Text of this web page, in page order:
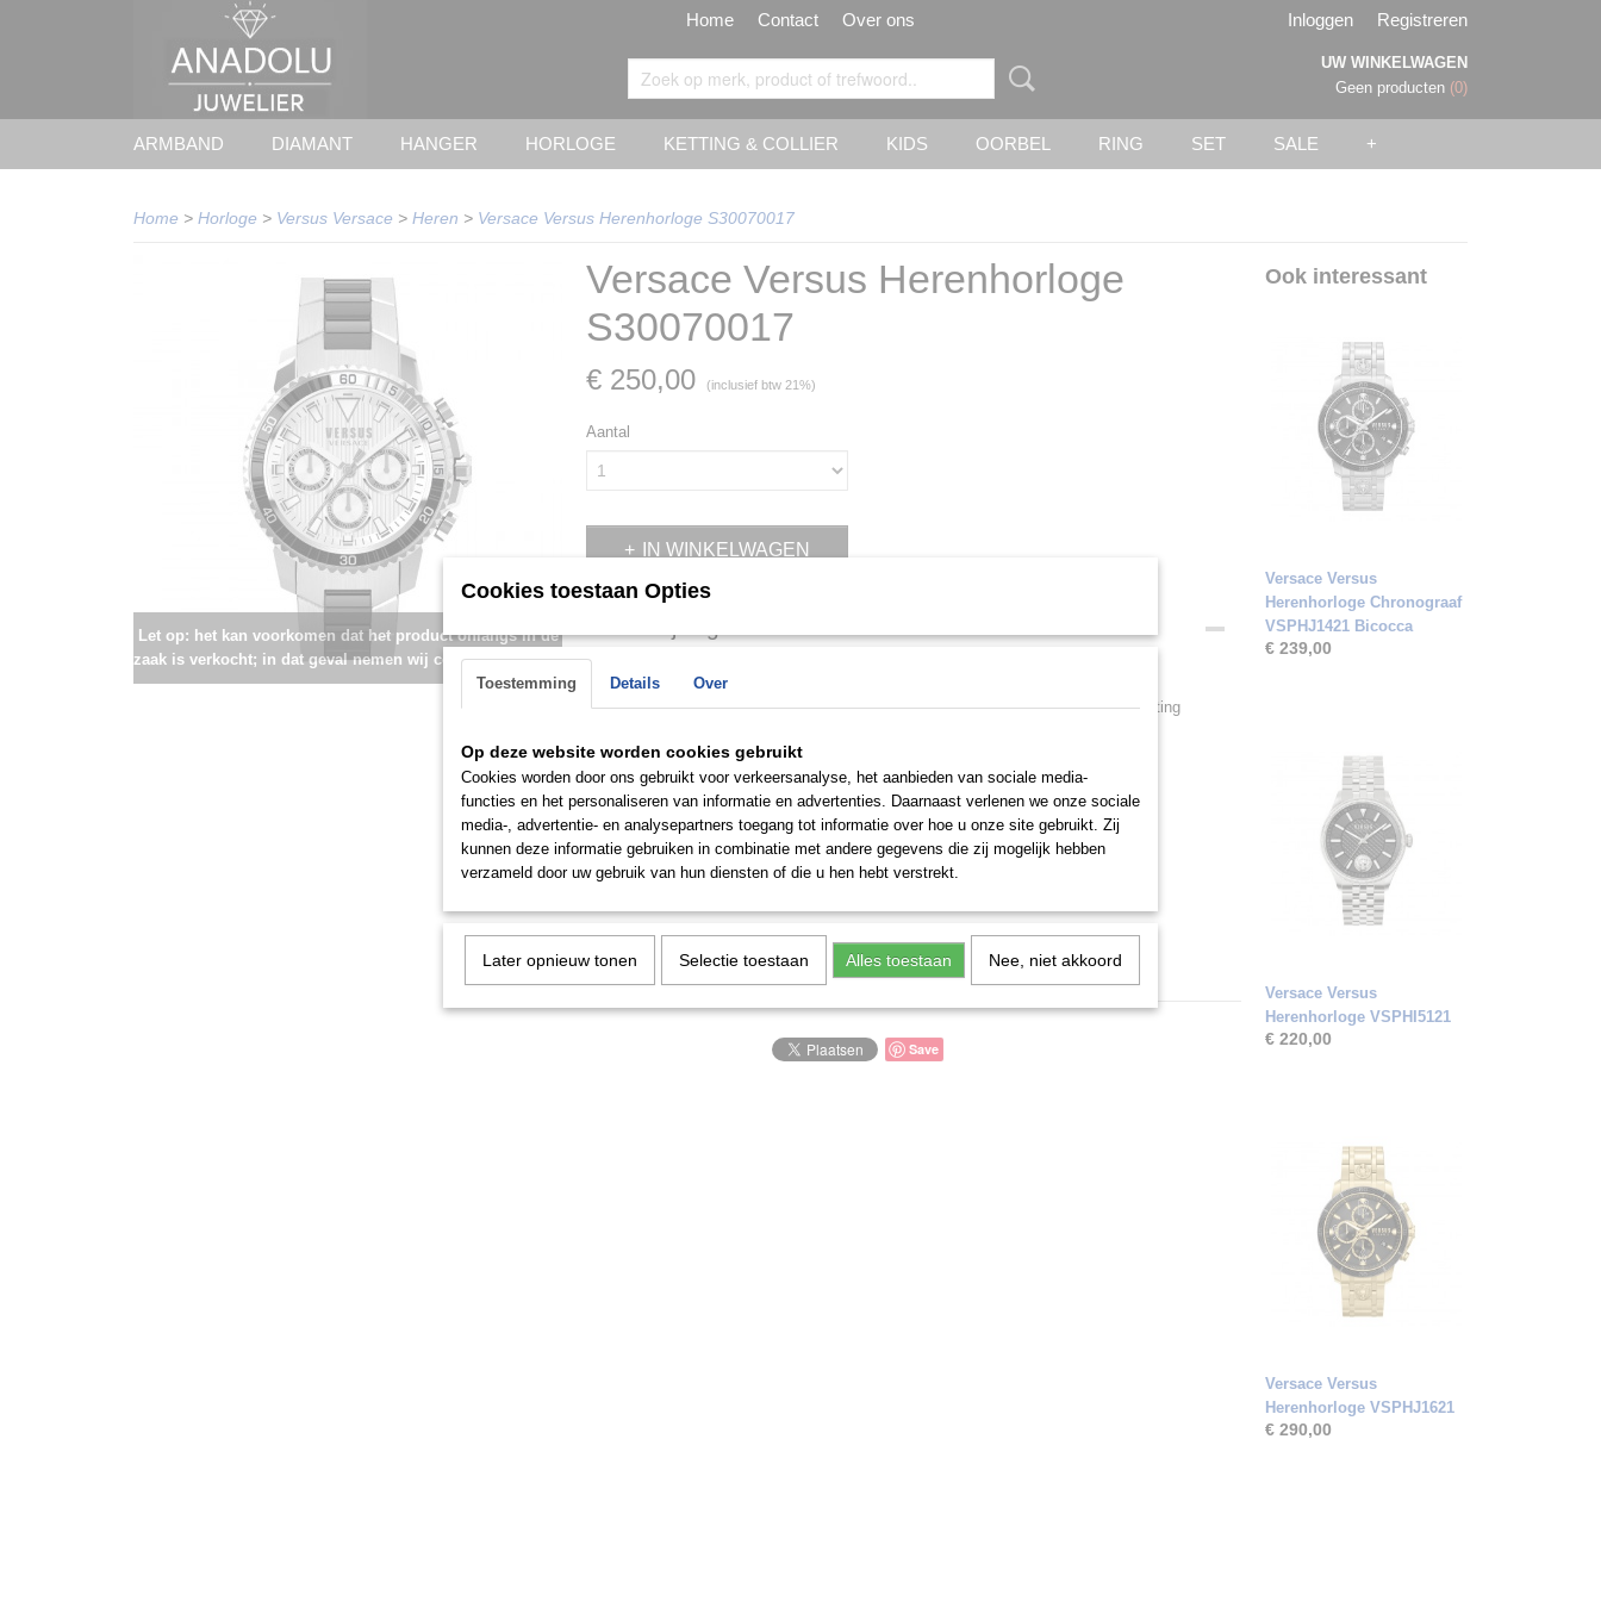
Home Contact Over ons Inloggen Registreren
UW WINKELWAGEN
Geen producten (0)
ARMBAND DIAMANT HANGER HORLOGE KETTING & COLLIER KIDS OORBEL RING SET SALE +
Home > Horloge > Versus Versace > Heren > Versace Versus Herenhorloge S30070017
Let op: het kan voorkomen dat het product onlangs in de
zaak is verkocht; in dat geval nemen wij contact met u op.
Versace Versus Herenhorloge
S30070017
€ 250,00 (inclusief btw 21%)
Aantal
IN WINKELWAGEN
- Roestvrijstalen armband, zilverkleurige en zwarte coating, gepolijst/mat, vouwsluiting
- Quartz uurwerk, werkt op batterijen
- Datumweergave, 24-uursweergave
- 50 meter waterdicht
- Kleur wijzerplaat wit/zilver
- Hoogte behuizing ca. 12 mm
Save
Ook interessant
Versace Versus
Herenhorloge Chronograaf
VSPHJ1421 Bicocca
€ 239,00
Versace Versus
Herenhorloge VSPHI5121
€ 220,00
Versace Versus
Herenhorloge VSPHJ1621
€ 290,00
Cookies toestaan Opties
Toestemming Details Over
Op deze website worden cookies gebruikt
Cookies worden door ons gebruikt voor verkeersanalyse, het aanbieden van sociale media-
functies en het personaliseren van informatie en advertenties. Daarnaast verlenen we onze sociale
media-, advertentie- en analysepartners toegang tot informatie over hoe u onze site gebruikt. Zij
kunnen deze informatie gebruiken in combinatie met andere gegevens die zij mogelijk hebben
verzameld door uw gebruik van hun diensten of die u hen hebt verstrekt.
Later opnieuw tonen Selectie toestaan Alles toestaan Nee, niet akkoord